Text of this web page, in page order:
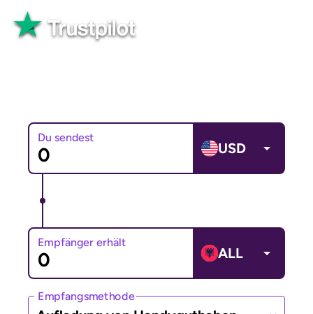
Du sendest
USD
Empfänger erhält
ALL
Empfangsmethode